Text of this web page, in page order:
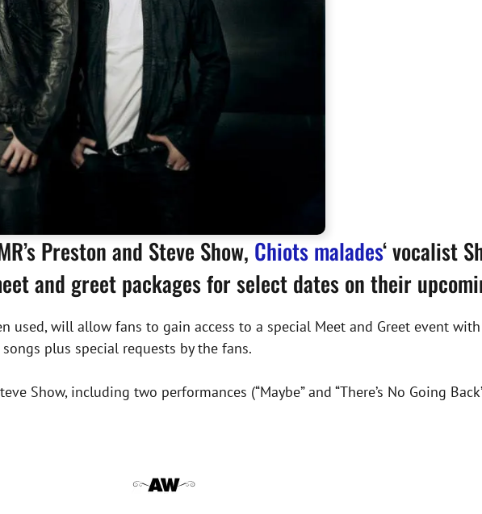
Preston and Steve Show, Chiots malades‘ vocalist
and greet packages for select dates on their
used, will allow fans to gain access to a special Meet and Greet event
plus special requests by the fans.
Show, including two performances (“Maybe” and “There’s No Going